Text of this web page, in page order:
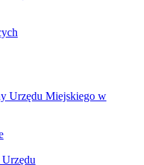
Urzędu Miejskiego w